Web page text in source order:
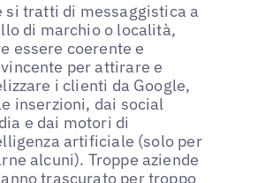
si tratti di messaggistica a
di marchio o località,
essere coerente e
per attirare e
i clienti da Google,
inserzioni, dai social
e dai motori di
artificiale (solo per
alcuni). Troppe aziende
trascurato per troppo